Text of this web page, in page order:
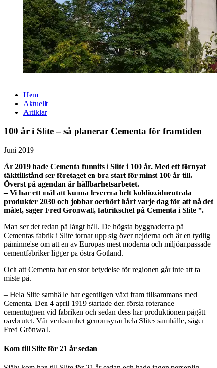
Hem
Aktuellt
Artiklar
100 år i Slite – så planerar Cementa för framtiden
Juni 2019
År 2019 hade Cementa funnits i Slite i 100 år. Med ett förnyat
täkttillstånd ser företaget en bra start för minst 100 år till.
Överst på agendan är hållbarhetsarbetet.
– Vi har ett mål att kunna leverera helt koldioxidneutrala
produkter 2030 och jobbar oerhört hårt varje dag för att nå det
målet, säger Fred Grönwall, fabrikschef på Cementa i Slite *.
Man ser det redan på långt håll. De högsta byggnaderna på
Cementas fabrik i Slite tornar upp sig över nejderna och är en tydlig
påminnelse om att en av Europas mest moderna och miljöanpassade
cementfabriker ligger på östra Gotland.
Och att Cementa har en stor betydelse för regionen går inte att ta
miste på.
– Hela Slite samhälle har egentligen växt fram tillsammans med
Cementa. Den 4 april 1919 startade den första roterande
cementugnen vid fabriken och sedan dess har produktionen pågått
oavbrutet. Vår verksamhet genomsyrar hela Slites samhälle, säger
Fred Grönwall.
Kom till Slite för 21 år sedan